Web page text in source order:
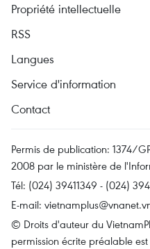
Propriété intellectuelle
RSS
Langues
Service d'information
Contact
Permis de publication: 1374/
2008 par le ministère de
Tél: (024) 39411349 - (024)
E-mail:
© Droits d'auteur du
permission écrite préalable